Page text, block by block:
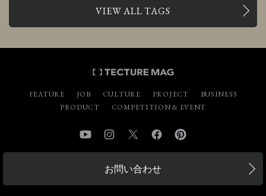
VIEW ALL TAGS
FEATURE JOB CULTURE PROJECT
BUSINESS
PRODUCT
COMPETITION & EVENT
YouTube InstagramTwitter Facebook
お問い合わせ